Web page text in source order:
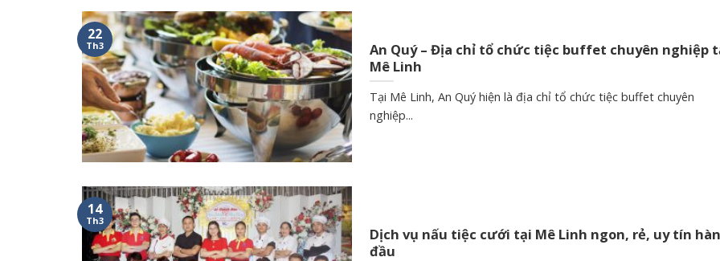
An Quý – Địa chỉ tổ chức tiệc buffet chuyên nghiệp
Mê Linh
Tại Mê Linh, An Quý hiện là địa chỉ tổ chức tiệc buffet chuyên
nghiệp...
22
Th3
Dịch vụ nấu tiệc cưới tại Mê Linh ngon, rẻ, uy tín
đầu
14
Th3